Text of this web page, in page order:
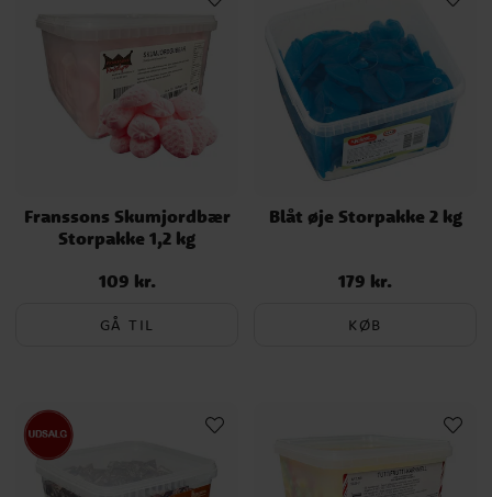
Franssons Skumjordbær
Storpakke 1,2 kg
Pris:109 kr.
109 kr.
GÅ TIL
Blåt øje Storpakke 2 kg
Pris:179 kr.
179 kr.
KØB